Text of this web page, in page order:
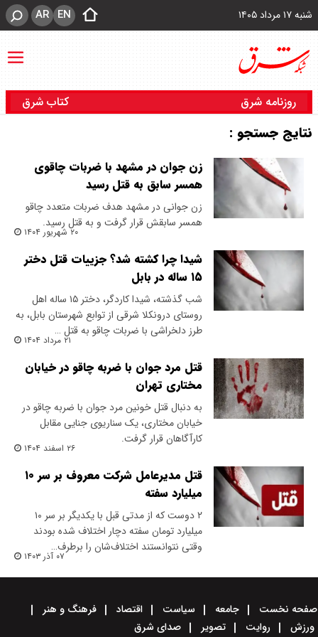
شنبه ۱۷ مرداد ۱۴۰۵ EN
AR
روزنامه شرق کتاب شرق
نتایج جستجو :
زن جوان در مشهد با ضربات چاقوی
همسر سابق به قتل رسید
​زن جوانی در مشهد هدف ضربات متعدد چاقو
همسر سابقش قرار گرفت و به قتل رسید.
۲۰ شهریور ۱۴۰۴
شیدا چرا کشته شد؟ جزییات قتل دختر
۱۵ ساله در بابل
شب گذشته، شیدا کاردگر، دختر ۱۵ ساله اهل
روستای درونکلا شرقی از توابع شهرستان بابل، به
طرز دلخراشی با ضربات چاقو به قتل …
۲۱ مرداد ۱۴۰۴
قتل مرد جوان با ضربه چاقو در خیابان
مختاری تهران
به دنبال قتل خونین مرد جوان با ضربه چاقو در
خیابان مختاری، یک سناریوی جنایی مقابل
کارآگاهان قرار گرفت.
۲۶ اسفند ۱۴۰۴
قتل مدیرعامل شرکت معروف بر سر ۱۰
میلیارد سفته
۲ دوست که از مدتی قبل با یکدیگر بر سر ۱۰
میلیارد تومان سفته دچار اختلاف شده بودند
وقتی نتوانستند اختلاف‌شان را برطرف…
۰۷ آذر ۱۴۰۳
صفحه نخست جامعه سیاست اقتصاد
فرهنگ و هنر
ورزش
روایت تصویر صدای شرق